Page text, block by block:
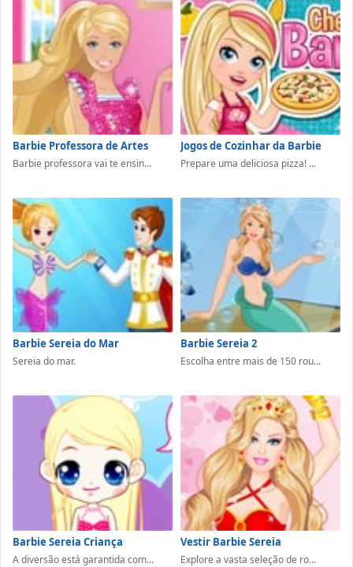
Barbie Professora de Artes
Barbie professora vai te ensin...
Jogos de Cozinhar da Barbie
Prepare uma deliciosa pizza! ...
Barbie Sereia do Mar
Sereia do mar.
Barbie Sereia 2
Escolha entre mais de 150 rou...
Barbie Sereia Criança
A diversão está garantida com...
Vestir Barbie Sereia
Explore a vasta seleção de ro...